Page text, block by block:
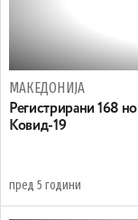
МАКЕДОНИЈА
Регистрирани 168
Ковид-19
пред 5 години